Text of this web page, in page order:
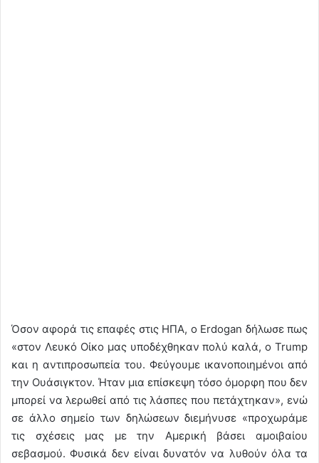
Όσον αφορά τις επαφές στις ΗΠΑ, ο Erdogan δήλωσε πως
«στον Λευκό Οίκο μας υποδέχθηκαν πολύ καλά, ο Trump
και η αντιπροσωπεία του. Φεύγουμε ικανοποιημένοι από
την Ουάσιγκτον. Ήταν μια επίσκεψη τόσο όμορφη που δεν
μπορεί να λερωθεί από τις λάσπες που πετάχτηκαν», ενώ
σε άλλο σημείο των δηλώσεων διεμήνυσε «προχωράμε
τις σχέσεις μας με την Αμερική βάσει αμοιβαίου
σεβασμού. Φυσικά δεν είναι δυνατόν να λυθούν όλα τα